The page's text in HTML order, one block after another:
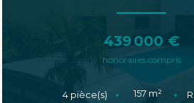
439 000 €
honoraires compris
4 pièce(s) 157 m²